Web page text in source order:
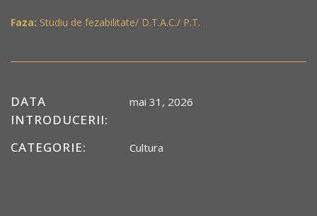
Faza: Studiu de fezabilitate/ D.T.A.C./ P.T.
DATA
INTRODUCERII:
mai 31, 2026
CATEGORIE: Cultura